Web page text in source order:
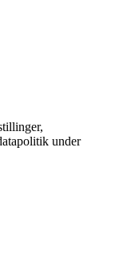
under